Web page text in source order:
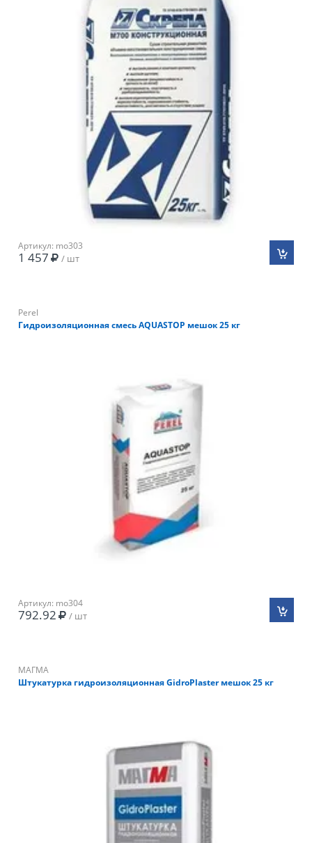
Артикул: mo303
1 457 / шт
Perel
Гидроизоляционная смесь AQUASTOP мешок 25 кг
Артикул: mo304
792.92 / шт
МАГМА
Штукатурка гидроизоляционная GidroPlaster мешок 25 кг